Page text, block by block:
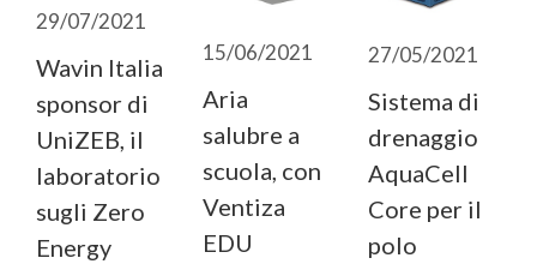
29/07/2021
Wavin Italia
sponsor di
UniZEB, il
laboratorio
sugli Zero
Energy
15/06/2021
Aria
salubre a
scuola, con
Ventiza
EDU
27/05/2021
Sistema di
drenaggio
AquaCell
Core per il
polo